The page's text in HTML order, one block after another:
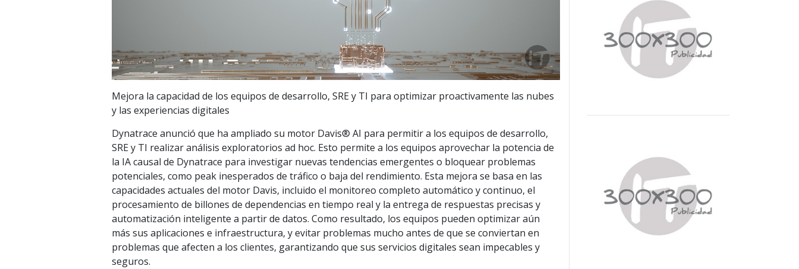
Mejora la capacidad de los equipos de desarrollo, SRE y TI para optimizar proactivamente las nubes
y las experiencias digitales
Dynatrace anunció que ha ampliado su motor Davis® AI para permitir a los equipos de desarrollo,
SRE y TI realizar análisis exploratorios ad hoc. Esto permite a los equipos aprovechar la potencia de
la IA causal de Dynatrace para investigar nuevas tendencias emergentes o bloquear problemas
potenciales, como peak inesperados de tráfico o baja del rendimiento. Esta mejora se basa en las
capacidades actuales del motor Davis, incluido el monitoreo completo automático y continuo, el
procesamiento de billones de dependencias en tiempo real y la entrega de respuestas precisas y
automatización inteligente a partir de datos. Como resultado, los equipos pueden optimizar aún
más sus aplicaciones e infraestructura, y evitar problemas mucho antes de que se conviertan en
problemas que afecten a los clientes, garantizando que sus servicios digitales sean impecables y
seguros.